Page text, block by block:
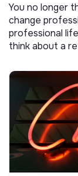
You no longer
change
professional
think about a